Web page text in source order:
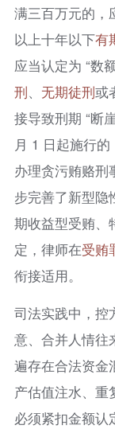
满三百万元的，
以上十年以下有
应当认定为 “数
刑
无期徒刑或
接导致刑期 “断
月 1 日起施行
办理贪污贿赂刑
步完善了新型隐
期收益型受贿、
定，律师在受贿
衔接适用。
司法实践中，控
意、合并人情往
遍存在合法资金
产估值注水、重
必须紧扣金额认